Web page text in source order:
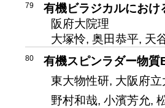
79
有機ビラジカルにお
阪府大院理
大塚怜, 奥田恭平, 天
80
有機スピンラダー物
東大物性研, 大阪府立
野村和哉, 小濱芳允,